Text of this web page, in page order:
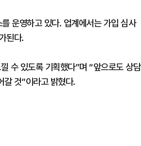
운영하고 있다. 업계에서는 가입 심사
된다.
수 있도록 기획했다”며 “앞으로도 상담
갈 것”이라고 밝혔다.